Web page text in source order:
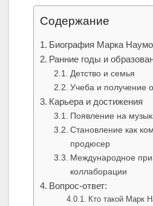
Содержание
Биография Марка
Ранние годы и
Детство и семья
Учеба и получение
Карьера и достижения
Появление на
Становление как
продюсер
Международное
коллаборации
Вопрос-ответ:
Кто такой Марк